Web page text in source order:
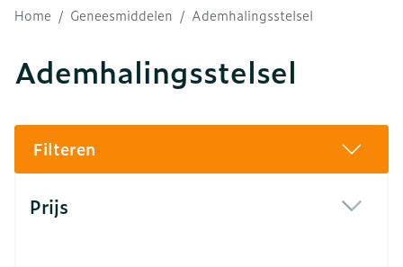
Home / Geneesmiddelen / Ademhalingsstelsel
Ademhalingsstelsel
Filteren
Prijs